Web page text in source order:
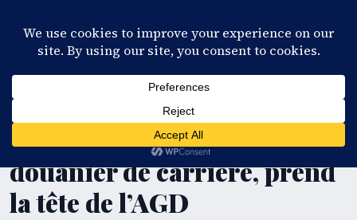
Haïti : Gérald Remplais, un
douanier de carrière, prend
la tête de l’AGD